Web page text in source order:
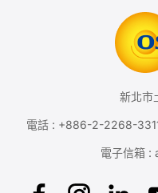
新北市
電話 : +886-2-2268-
電子信箱 :